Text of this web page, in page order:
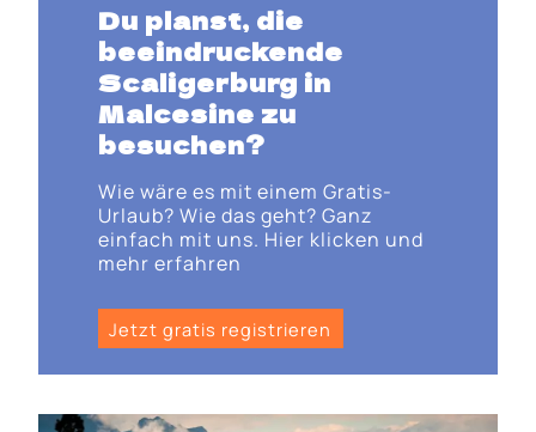
Du planst, die
beeindruckende
Scaligerburg in
Malcesine zu
besuchen?
Wie wäre es mit einem Gratis-
Urlaub? Wie das geht? Ganz
einfach mit uns. Hier klicken und
mehr erfahren
Jetzt gratis registrieren